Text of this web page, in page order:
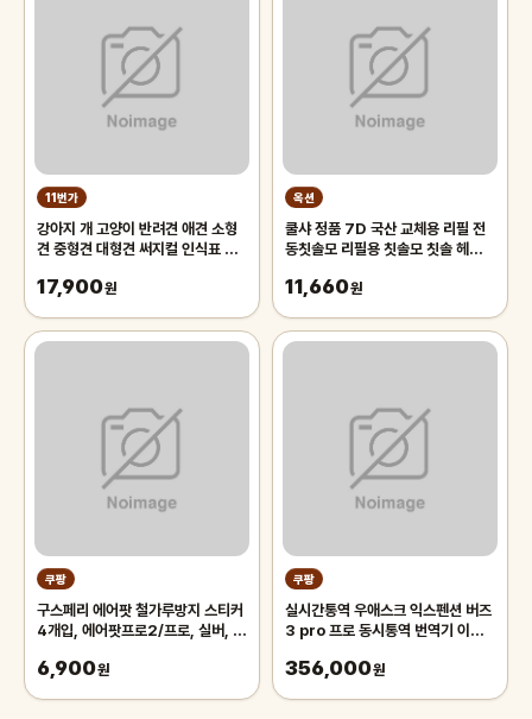
11번가
강아지 개 고양이 반려견 애견 소형
견 중형견 대형견 써지컬 인식표 이
17,900원
옥션
쿨샤 정품 7D 국산 교체용 리필 전
동칫솔모 리필용 칫솔모 칫솔 헤드
11,660원
쿠팡
구스페리 에어팟 철가루방지 스티커
4개입, 에어팟프로2/프로, 실버, 1
6,900원
쿠팡
실시간통역 우애스크 익스펜션 버즈
3 pro 프로 동시통역 번역기 이어
356,000원